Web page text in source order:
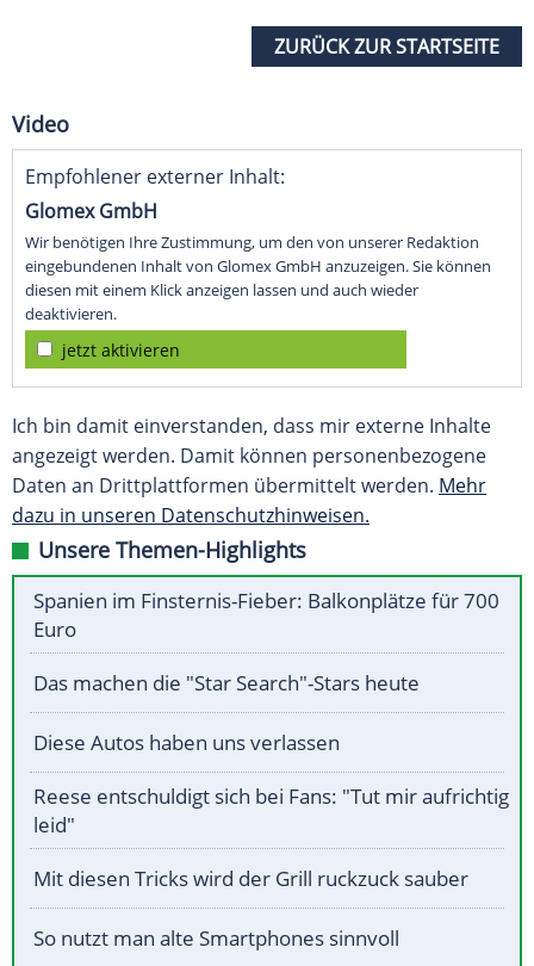
ZURÜCK ZUR STARTSEITE
Video
Empfohlener externer Inhalt:
Glomex GmbH
Wir benötigen Ihre Zustimmung, um den von unserer Redaktion
eingebundenen Inhalt von Glomex GmbH anzuzeigen. Sie können
diesen mit einem Klick anzeigen lassen und auch wieder
deaktivieren.
jetzt aktivieren
Ich bin damit einverstanden, dass mir externe Inhalte
angezeigt werden. Damit können personenbezogene
Daten an Drittplattformen übermittelt werden. Mehr
dazu in unseren Datenschutzhinweisen.
Unsere Themen-Highlights
Spanien im Finsternis-Fieber: Balkonplätze für 700
Euro
Das machen die "Star Search"-Stars heute
Diese Autos haben uns verlassen
Reese entschuldigt sich bei Fans: "Tut mir aufrichtig
leid"
Mit diesen Tricks wird der Grill ruckzuck sauber
So nutzt man alte Smartphones sinnvoll